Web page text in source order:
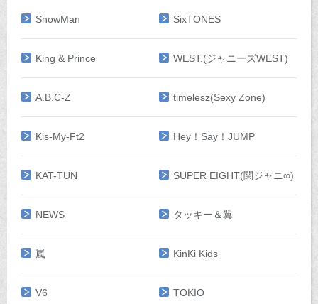
SnowMan SixTONES
King & Prince WEST.(ジャニーズWEST)
A.B.C-Z timelesz(Sexy Zone)
Kis-My-Ft2 Hey！Say！JUMP
KAT-TUN SUPER EIGHT(関ジャニ∞)
NEWS タッキー＆翼
嵐 KinKi Kids
V6 TOKIO